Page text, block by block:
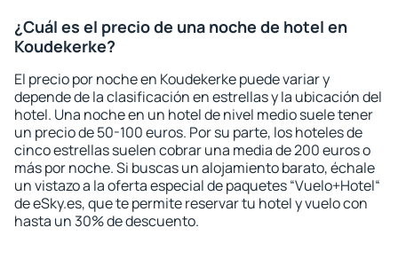
¿Cuál es el precio de una noche de hotel en
Koudekerke?
El precio por noche en Koudekerke puede variar y
depende de la clasificación en estrellas y la ubicación del
hotel. Una noche en un hotel de nivel medio suele tener
un precio de 50-100 euros. Por su parte, los hoteles de
cinco estrellas suelen cobrar una media de 200 euros o
más por noche. Si buscas un alojamiento barato, échale
un vistazo a la oferta especial de paquetes “Vuelo+Hotel“
de eSky.es, que te permite reservar tu hotel y vuelo con
hasta un 30% de descuento.